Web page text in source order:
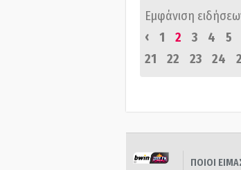
Εμφάνιση
‹
1 2 3 4 5
21
22 23 24
ΠΟΙΟΙ